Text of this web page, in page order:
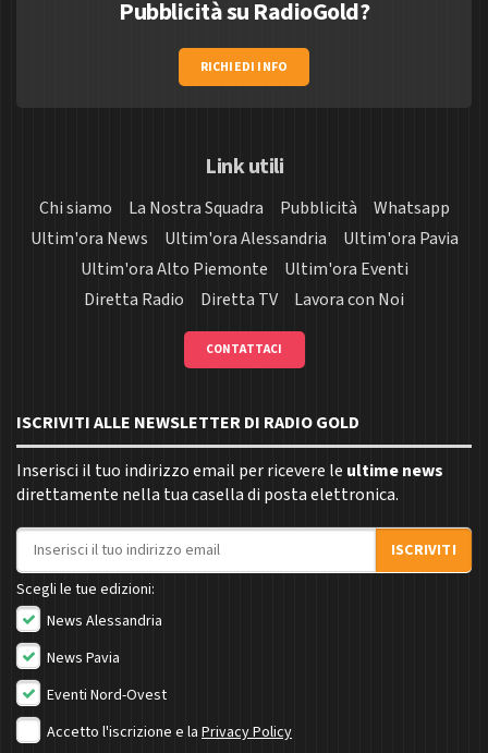
Pubblicità su RadioGold?
RICHIEDI INFO
Link utili
Chi siamo La Nostra Squadra Pubblicità
Whatsapp
Ultim'ora News
Ultim'ora Alessandria
Ultim'ora Pavia
Ultim'ora Alto Piemonte
Ultim'ora Eventi
Diretta Radio
Diretta TV Lavora con Noi
CONTATTACI
ISCRIVITI ALLE NEWSLETTER DI RADIO GOLD
Inserisci il tuo indirizzo email per ricevere le ultime news
direttamente nella tua casella di posta elettronica.
Indirizzo email
ISCRIVITI
Scegli le tue edizioni:
News Alessandria
News Pavia
Eventi Nord-Ovest
Accetto l'iscrizione e la Privacy Policy